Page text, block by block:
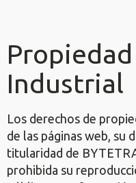
Industrial
Los derechos de
de las páginas web, su
titularidad de
prohibida su